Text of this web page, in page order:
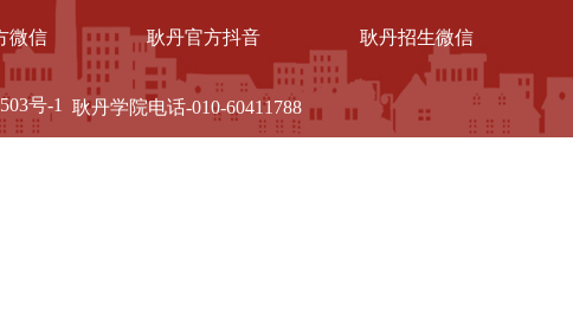
耿丹招生微信
耿丹官方抖音
微信
号-1 耿丹学院电话-010-60411788